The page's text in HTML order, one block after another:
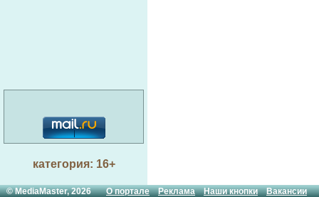
категория: 16+
© MediaMaster, 2026О портале Реклама Наши кнопки Вакансии